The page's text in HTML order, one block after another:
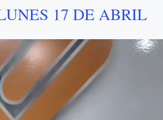
17 DE ABRIL